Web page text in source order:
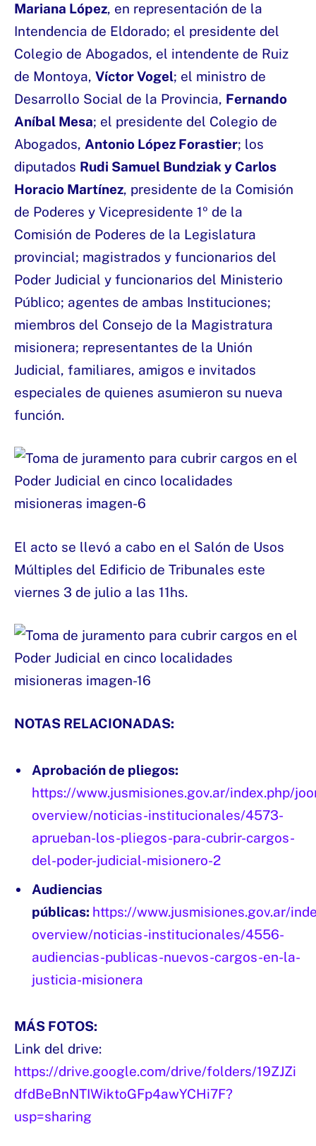
Mariana López, en representación de la
Intendencia de Eldorado; el presidente del
Colegio de Abogados, el intendente de Ruiz
de Montoya, Víctor Vogel; el ministro de
Desarrollo Social de la Provincia, Fernando
Aníbal Mesa; el presidente del Colegio de
Abogados, Antonio López Forastier; los
diputados Rudi Samuel Bundziak y Carlos
Horacio Martínez, presidente de la Comisión
de Poderes y Vicepresidente 1º de la
Comisión de Poderes de la Legislatura
provincial; magistrados y funcionarios del
Poder Judicial y funcionarios del Ministerio
Público; agentes de ambas Instituciones;
miembros del Consejo de la Magistratura
misionera; representantes de la Unión
Judicial, familiares, amigos e invitados
especiales de quienes asumieron su nueva
función.
El acto se llevó a cabo en el Salón de Usos
Múltiples del Edificio de Tribunales este
viernes 3 de julio a las 11hs.
NOTAS RELACIONADAS:
Aprobación de pliegos:
https://www.jusmisiones.gov.ar/index.php/
overview/noticias-institucionales/4573-
aprueban-los-pliegos-para-cubrir-cargos-
del-poder-judicial-misionero-2
Audiencias
públicas: https://www.jusmisiones.gov.ar/
overview/noticias-institucionales/4556-
audiencias-publicas-nuevos-cargos-en-la-
justicia-misionera
MÁS FOTOS:
Link del drive:
https://drive.google.com/drive/folders/19ZJZi
dfdBeBnNTIWiktoGFp4awYCHi7F?
usp=sharing